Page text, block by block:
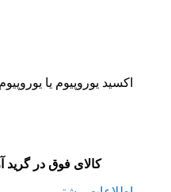
اکسید یوروپیوم یا
کالای فوق در گرید آزمایشگاهی